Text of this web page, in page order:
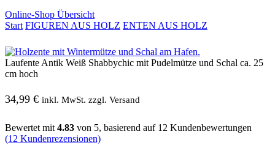
Online-Shop Übersicht
Start FIGUREN AUS HOLZ ENTEN AUS HOLZ
Laufente Antik Weiß Shabbychic mit Pudelmütze und Schal ca. 25
cm hoch
34,99 € inkl. MwSt. zzgl. Versand
Bewertet mit 4.83 von 5, basierend auf 12 Kundenbewertungen
(12 Kundenrezensionen)